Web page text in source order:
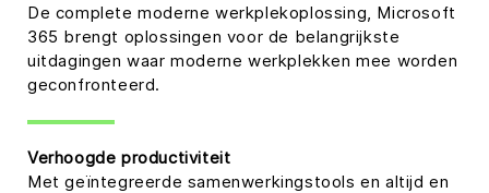
De complete moderne werkplekoplossing, Microsoft
365 brengt oplossingen voor de belangrijkste
uitdagingen waar moderne werkplekken mee worden
geconfronteerd.
Verhoogde productiviteit
Met geïntegreerde samenwerkingstools en altijd en